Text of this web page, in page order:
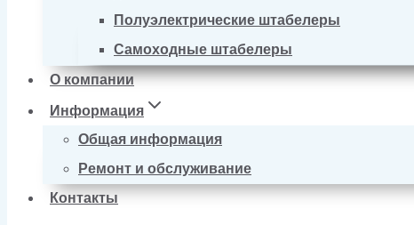
Полуэлектрические штабелеры
Самоходные штабелеры
О компании
Информация
Общая информация
Ремонт и обслуживание
Контакты